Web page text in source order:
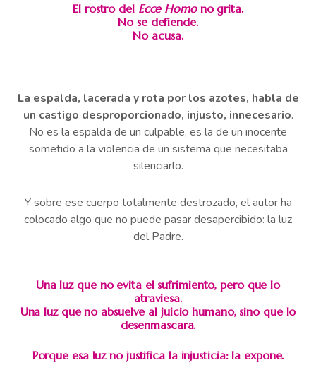
El rostro del Ecce Homono grita.
No se defiende.
No acusa.
La espalda, lacerada y rota por los azotes, habla de
un castigo desproporcionado, injusto, innecesario.
No es la espalda de un culpable, es la de un inocente
sometido a la violencia de un sistema que necesitaba
silenciarlo.
Y sobre ese cuerpo totalmente destrozado, el autor ha
colocado algo que no puede pasar desapercibido: la luz
del Padre.
Una luz que no evita el sufrimiento, pero que lo
atraviesa.
Una luz que no absuelve al juicio humano, sino que lo
desenmascara.
Porque esa luz no justifica la injusticia: la expone.